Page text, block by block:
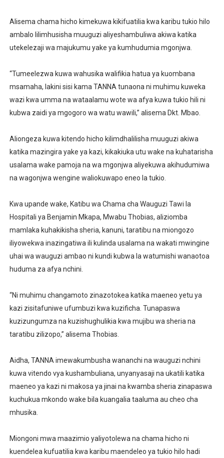
Alisema chama hicho kimekuwa kikifuatilia kwa karibu tukio hilo
ambalo lilimhusisha muuguzi aliyeshambuliwa akiwa katika
utekelezaji wa majukumu yake ya kumhudumia mgonjwa.
“Tumeelezwa kuwa wahusika walifikia hatua ya kuombana
msamaha, lakini sisi kama TANNA tunaona ni muhimu kuweka
wazi kwa umma na wataalamu wote wa afya kuwa tukio hili ni
kubwa zaidi ya mgogoro wa watu wawili,” alisema Dkt. Mbao.
Aliongeza kuwa kitendo hicho kilimdhalilisha muuguzi akiwa
katika mazingira yake ya kazi, kikakiuka utu wake na kuhatarisha
usalama wake pamoja na wa mgonjwa aliyekuwa akihudumiwa
na wagonjwa wengine waliokuwapo eneo la tukio.
Kwa upande wake, Katibu wa Chama cha Wauguzi Tawi la
Hospitali ya Benjamin Mkapa, Mwabu Thobias, aliziomba
mamlaka kuhakikisha sheria, kanuni, taratibu na miongozo
iliyowekwa inazingatiwa ili kulinda usalama na wakati mwingine
uhai wa wauguzi ambao ni kundi kubwa la watumishi wanaotoa
huduma za afya nchini.
“Ni muhimu changamoto zinazotokea katika maeneo yetu ya
kazi zisitafuniwe ufumbuzi kwa kuzificha. Tunapaswa
kuzizungumza na kuzishughulikia kwa mujibu wa sheria na
taratibu zilizopo,” alisema Thobias.
Aidha, TANNA imewakumbusha wananchi na wauguzi nchini
kuwa vitendo vya kushambuliana, unyanyasaji na ukatili katika
maeneo ya kazi ni makosa ya jinai na kwamba sheria zinapaswa
kuchukua mkondo wake bila kuangalia taaluma au cheo cha
mhusika.
Miongoni mwa maazimio yaliyotolewa na chama hicho ni
kuendelea kufuatilia kwa karibu maendeleo ya tukio hilo hadi